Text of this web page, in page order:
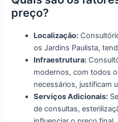
preço?
Localização:
os Jardins Paulista,
Infraestrutura:
modernos, com todos
necessários, justificam
Serviços Adicionais:
de consultas,